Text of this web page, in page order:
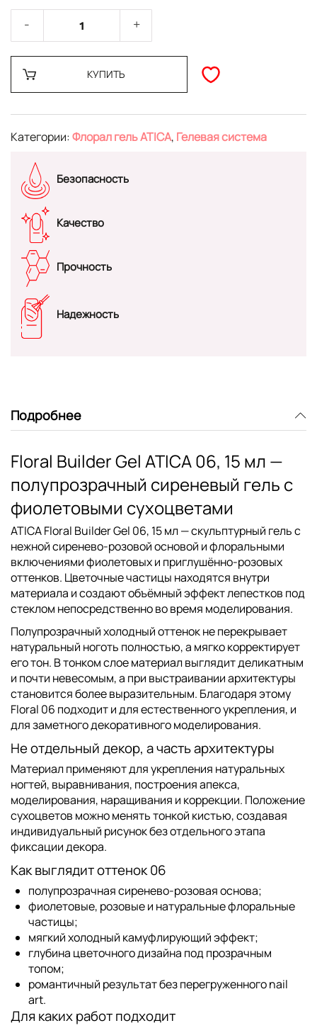
КУПИТЬ
Категории:Флорал гель ATICA, Гелевая система
Безопасность
Качество
Прочность
Надежность
Подробнее
Floral Builder Gel ATICA 06, 15 мл —
полупрозрачный сиреневый гель с
фиолетовыми сухоцветами
ATICA Floral Builder Gel 06, 15 мл— скульптурный гель с
нежной сиренево-розовой основой и флоральными
включениями фиолетовых и приглушённо-розовых
оттенков. Цветочные частицы находятся внутри
материала и создают объёмный эффект лепестков под
стеклом непосредственно во время моделирования.
Полупрозрачный холодный оттенок не перекрывает
натуральный ноготь полностью, а мягко корректирует
его тон. В тонком слое материал выглядит деликатным
и почти невесомым, а при выстраивании архитектуры
становится более выразительным. Благодаря этому
Floral 06 подходит и для естественного укрепления, и
для заметного декоративного моделирования.
Не отдельный декор, а часть архитектуры
Материал применяют дляукрепления натуральных
ногтей, выравнивания, построения апекса,
моделирования, наращивания и коррекции. Положение
сухоцветов можно менять тонкой кистью, создавая
индивидуальный рисунок без отдельного этапа
фиксации декора.
Как выглядит оттенок 06
полупрозрачная сиренево-розовая основа;
фиолетовые, розовые и натуральные флоральные
частицы;
мягкий холодный камуфлирующий эффект;
глубина цветочного дизайна под прозрачным
топом;
романтичный результат без перегруженного nail
art.
Для каких работ подходит